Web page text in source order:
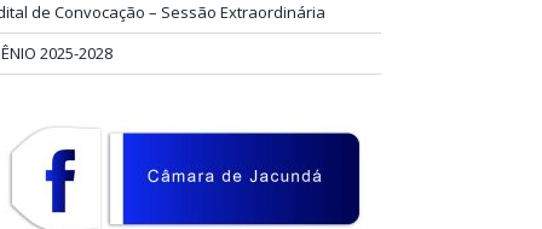
de Convocação – Sessão Extraordinária
2025-2028